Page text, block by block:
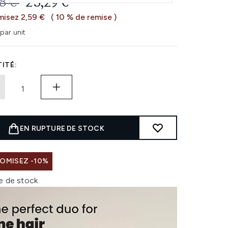
€ 23,29 €
2,59 € ( 10 % de remise )
unit
EN RUPTURE DE STOCK
-10%
de stock